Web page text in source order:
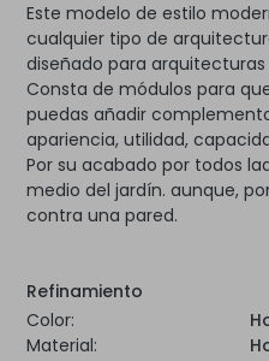
Este modelo de estilo
cualquier tipo de
diseñado para
Consta de módulos para
puedas añadir
apariencia, utilidad,
Por su acabado por todos
medio del jardín. aunque,
contra una pared.
Refinamiento
Color:
Material: